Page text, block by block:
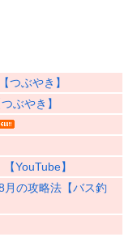
つぶやき】
ぶやき】
YouTube】
の攻略法【バス釣